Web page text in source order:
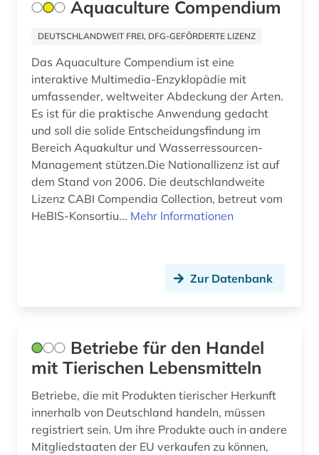
Aquaculture Compendium
DEUTSCHLANDWEIT FREI, DFG-GEFÖRDERTE LIZENZ
Das Aquaculture Compendium ist eine
interaktive Multimedia-Enzyklopädie mit
umfassender, weltweiter Abdeckung der Arten.
Es ist für die praktische Anwendung gedacht
und soll die solide Entscheidungsfindung im
Bereich Aquakultur und Wasserressourcen-
Management stützen.Die Nationallizenz ist auf
dem Stand von 2006. Die deutschlandweite
Lizenz CABI Compendia Collection, betreut vom
HeBIS-Konsortiu... Mehr Informationen
Zur Datenbank
Betriebe für den Handel
mit Tierischen Lebensmitteln
Betriebe, die mit Produkten tierischer Herkunft
innerhalb von Deutschland handeln, müssen
registriert sein. Um ihre Produkte auch in andere
Mitgliedstaaten der EU verkaufen zu können,